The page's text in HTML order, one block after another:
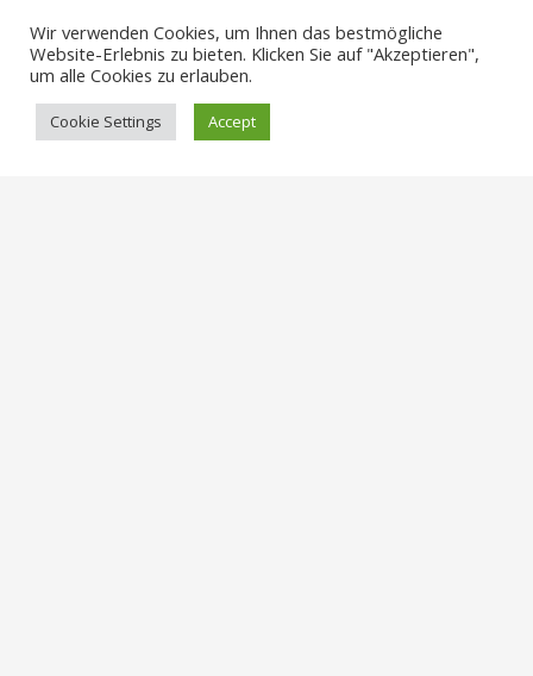
Wir verwenden Cookies, um Ihnen das bestmögliche
Website-Erlebnis zu bieten. Klicken Sie auf "Akzeptieren",
um alle Cookies zu erlauben.
Cookie Settings Accept